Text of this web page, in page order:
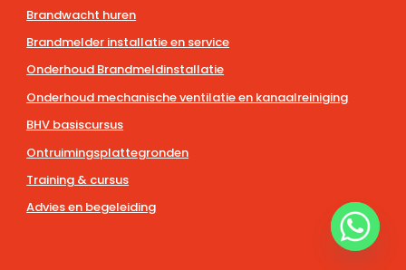
Brandwacht huren
Brandmelder installatie en service
Onderhoud Brandmeldinstallatie
Onderhoud mechanische ventilatie en kanaalreiniging
BHV basiscursus
Ontruimingsplattegronden
Training & cursus
Advies en begeleiding